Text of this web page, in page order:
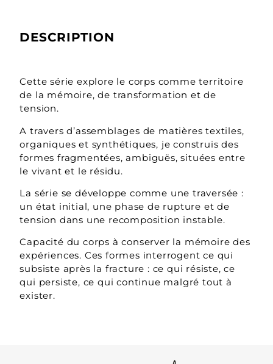
DESCRIPTION
Cette série explore le corps comme territoire
de la mémoire, de transformation et de
tension.
A travers d’assemblages de matières textiles,
organiques et synthétiques, je construis des
formes fragmentées, ambiguës, situées entre
le vivant et le résidu.
La série se développe comme une traversée :
un état initial, une phase de rupture et de
tension dans une recomposition instable.
Capacité du corps à conserver la mémoire des
expériences. Ces formes interrogent ce qui
subsiste après la fracture : ce qui résiste, ce
qui persiste, ce qui continue malgré tout à
exister.